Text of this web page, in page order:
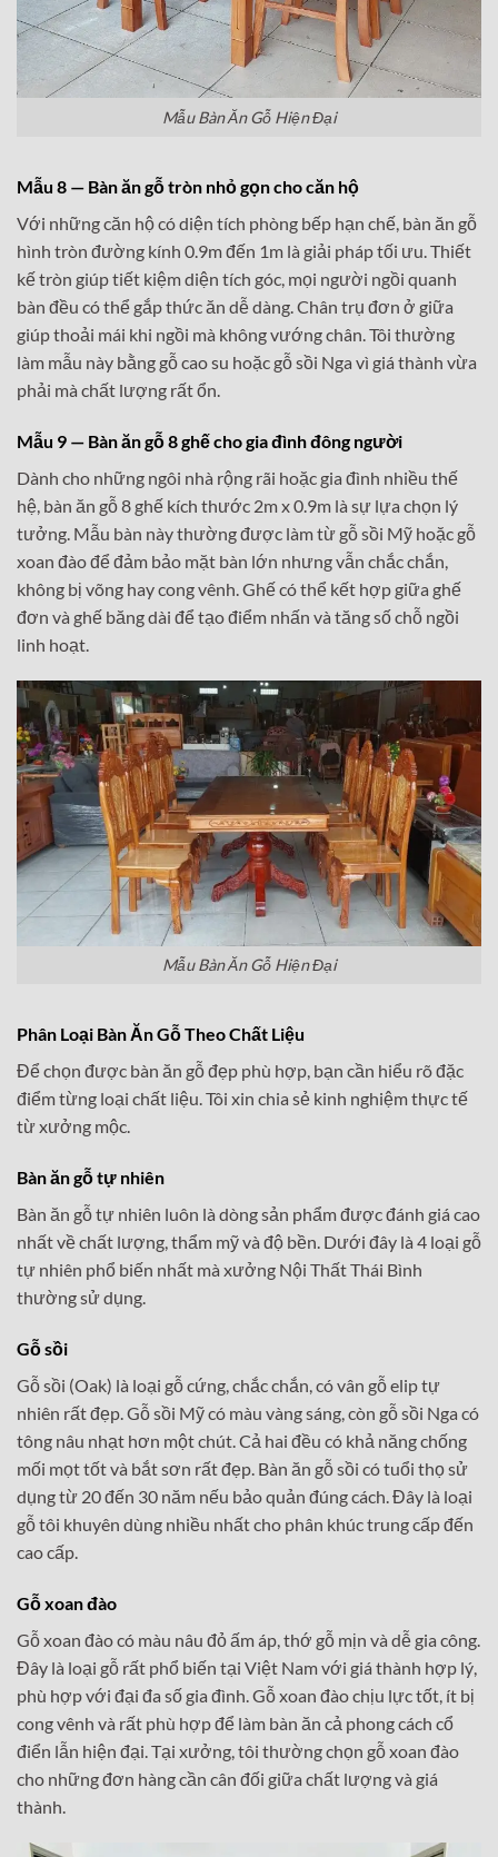
Mẫu Bàn Ăn Gỗ Hiện Đại
Mẫu 8 — Bàn ăn gỗ tròn nhỏ gọn cho căn hộ
Với những căn hộ có diện tích phòng bếp hạn chế, bàn ăn gỗ
hình tròn đường kính 0.9m đến 1m là giải pháp tối ưu. Thiết
kế tròn giúp tiết kiệm diện tích góc, mọi người ngồi quanh
bàn đều có thể gắp thức ăn dễ dàng. Chân trụ đơn ở giữa
giúp thoải mái khi ngồi mà không vướng chân. Tôi thường
làm mẫu này bằng gỗ cao su hoặc gỗ sồi Nga vì giá thành vừa
phải mà chất lượng rất ổn.
Mẫu 9 — Bàn ăn gỗ 8 ghế cho gia đình đông người
Dành cho những ngôi nhà rộng rãi hoặc gia đình nhiều thế
hệ, bàn ăn gỗ 8 ghế kích thước 2m x 0.9m là sự lựa chọn lý
tưởng. Mẫu bàn này thường được làm từ gỗ sồi Mỹ hoặc gỗ
xoan đào để đảm bảo mặt bàn lớn nhưng vẫn chắc chắn,
không bị võng hay cong vênh. Ghế có thể kết hợp giữa ghế
đơn và ghế băng dài để tạo điểm nhấn và tăng số chỗ ngồi
linh hoạt.
Mẫu Bàn Ăn Gỗ Hiện Đại
Phân Loại Bàn Ăn Gỗ Theo Chất Liệu
Để chọn được bàn ăn gỗ đẹp phù hợp, bạn cần hiểu rõ đặc
điểm từng loại chất liệu. Tôi xin chia sẻ kinh nghiệm thực tế
từ xưởng mộc.
Bàn ăn gỗ tự nhiên
Bàn ăn gỗ tự nhiên luôn là dòng sản phẩm được đánh giá cao
nhất về chất lượng, thẩm mỹ và độ bền. Dưới đây là 4 loại gỗ
tự nhiên phổ biến nhất mà xưởng Nội Thất Thái Bình
thường sử dụng.
Gỗ sồi
Gỗ sồi (Oak) là loại gỗ cứng, chắc chắn, có vân gỗ elip tự
nhiên rất đẹp. Gỗ sồi Mỹ có màu vàng sáng, còn gỗ sồi Nga có
tông nâu nhạt hơn một chút. Cả hai đều có khả năng chống
mối mọt tốt và bắt sơn rất đẹp. Bàn ăn gỗ sồi có tuổi thọ sử
dụng từ 20 đến 30 năm nếu bảo quản đúng cách. Đây là loại
gỗ tôi khuyên dùng nhiều nhất cho phân khúc trung cấp đến
cao cấp.
Gỗ xoan đào
Gỗ xoan đào có màu nâu đỏ ấm áp, thớ gỗ mịn và dễ gia công.
Đây là loại gỗ rất phổ biến tại Việt Nam với giá thành hợp lý,
phù hợp với đại đa số gia đình. Gỗ xoan đào chịu lực tốt, ít bị
cong vênh và rất phù hợp để làm bàn ăn cả phong cách cổ
điển lẫn hiện đại. Tại xưởng, tôi thường chọn gỗ xoan đào
cho những đơn hàng cần cân đối giữa chất lượng và giá
thành.